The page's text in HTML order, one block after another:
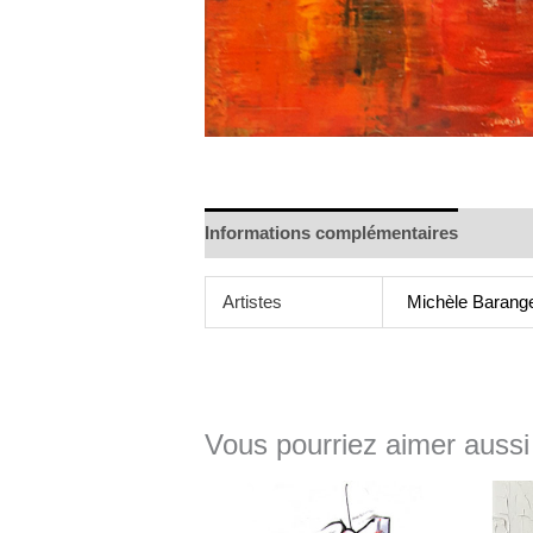
Informations complémentaires
Artistes Michèle
Vous pourriez aimer